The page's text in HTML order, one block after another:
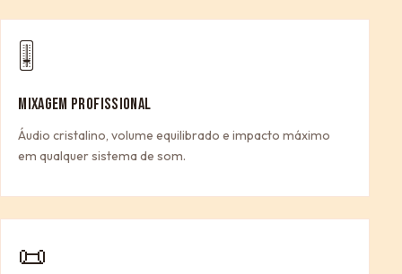
🎚
MIXAGEM PROFISSIONAL
Áudio cristalino, volume equilibrado e impacto máximo
em qualquer sistema de som.
📜